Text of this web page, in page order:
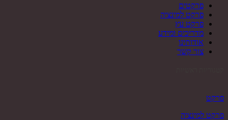
פרקטים
פרקט למינציה
פרקט עץ
מדריכים ומידע
אודותינו
צור קשר
פרקט
פרקט למינציה